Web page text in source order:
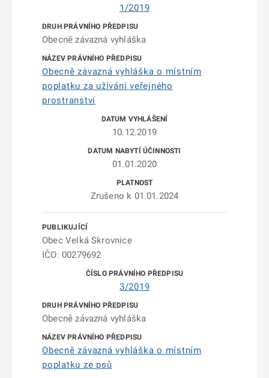
1/2019
Obecně závazná vyhláška
Obecně závazná vyhláška o místním
poplatku za užívání veřejného
prostranství
10.12.2019
01.01.2020
Zrušeno k 01.01.2024
Obec Velká Skrovnice
IČO: 00279692
3/2019
Obecně závazná vyhláška
Obecně závazná vyhláška o místním
poplatku ze psů